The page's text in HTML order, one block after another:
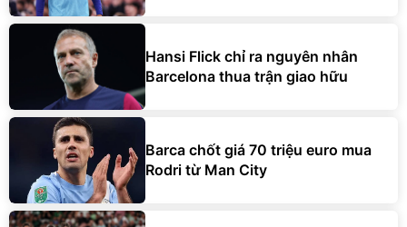
Hansi Flick chỉ ra nguyên nhân
Barcelona thua trận giao hữu
Barca chốt giá 70 triệu euro mua
Rodri từ Man City